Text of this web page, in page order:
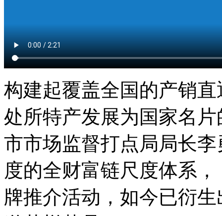
构建起覆盖全国的产销
处所特产发展为国家名
市市场监督打点局局长
度的全财富链尺度体系
牌推介活动，如今已衍